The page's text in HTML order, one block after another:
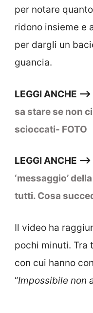
per notare
ridono insieme e
per dargli un
guancia.
LEGGI ANCHE –>
sa stare se non
scioccati- FOTO
LEGGI ANCHE –>
‘messaggio’
tutti. Cosa
Il video ha
pochi minuti. Tra
con cui hanno
“Impossibile non